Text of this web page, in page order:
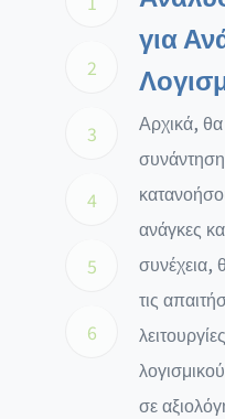
2
3
4
5
6
για
Αρχικά,
ανάγκες
συνέχεια,
τις
σε